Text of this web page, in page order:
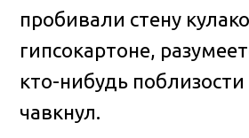
пробивали стену
гипсокартоне,
кто-нибудь поблизости
чавкнул.